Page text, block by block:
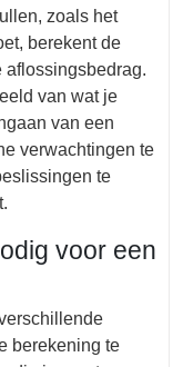
zoals het
berekent de
aflossingsbedrag.
van wat je
van een
verwachtingen te
te
voor een
berekening te